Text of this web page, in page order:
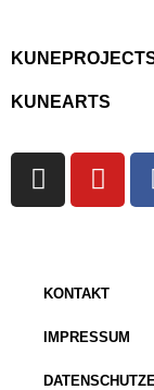
KUNEARTS
KONTAKT
IMPRESSUM
Copyright ©